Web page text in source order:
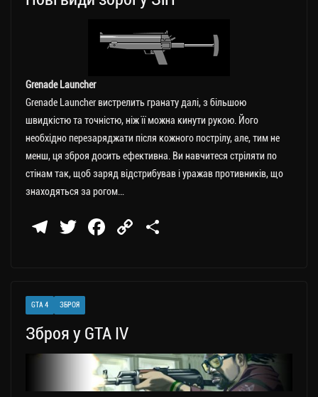
Grenade Launcher
Grenade Launcher вистрелить гранату далі, з більшою
швидкістю та точністю, ніж її можна кинути рукою. Його
необхідно перезаряджати після кожного пострілу, але, тим не
менш, ця зброя досить ефективна. Ви навчитеся стріляти по
стінам так, щоб заряд відстрибував і уражав противників, що
знаходяться за рогом…
Te
a
m
T
er
Fa
C
GTA 4 ЗБРОЯ
Зброя у GTA IV